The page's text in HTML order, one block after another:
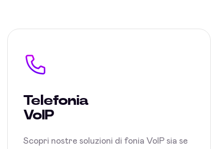
Telefonia
VoIP
Scopri nostre soluzioni di fonia VoIP sia se